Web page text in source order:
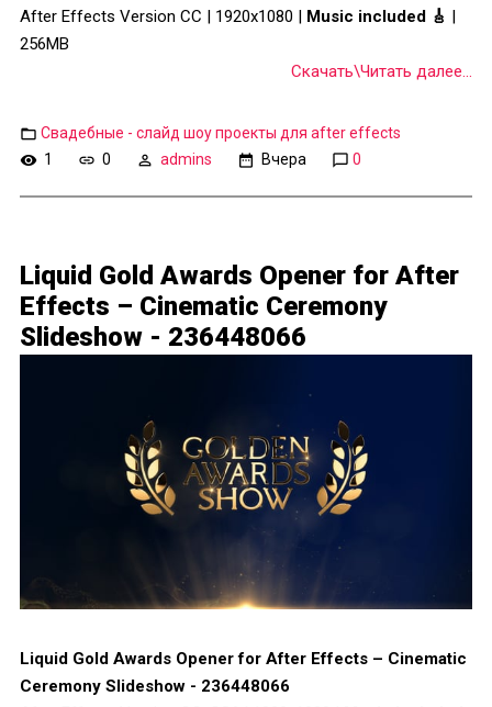
After Effects Version CC | 1920x1080 | Music included 🎸 |
256MB
Скачать\Читать далее...
Свадебные - слайд шоу проекты для after effects
1
0 admins Вчера 0
Liquid Gold Awards Opener for After
Effects – Cinematic Ceremony
Slideshow - 236448066
Liquid Gold Awards Opener for After Effects – Cinematic
Ceremony Slideshow - 236448066